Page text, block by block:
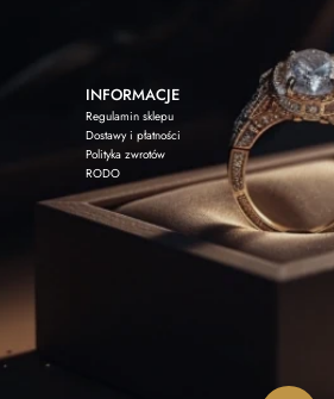
INFORMACJE
Regulamin sklepu
Dostawy i płatności
Polityka zwrotów
RODO